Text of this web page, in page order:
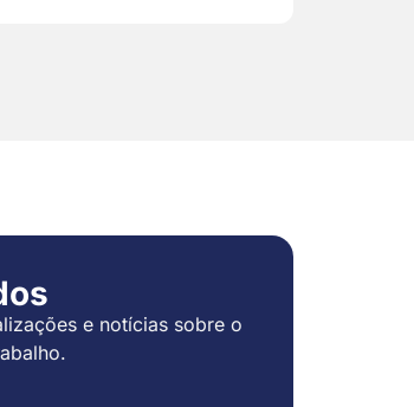
e notícias sobre o